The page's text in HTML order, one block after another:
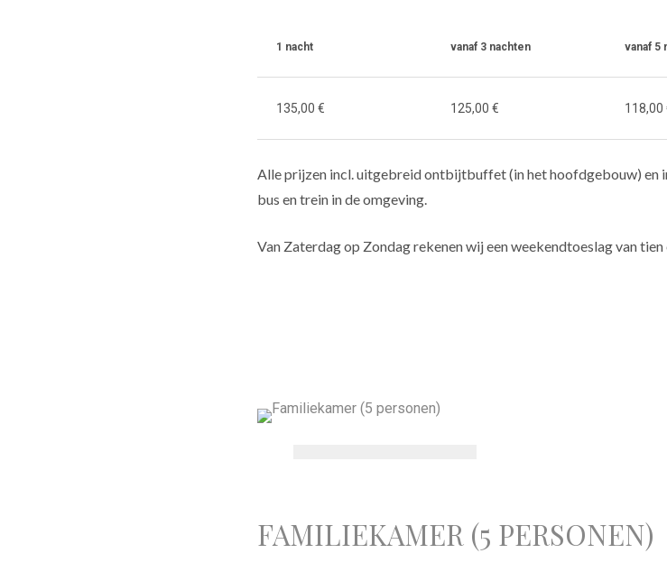
1 nacht vanaf 3 nachten vanaf 5
135,00 € 125,00 € 118,00
Alle prijzen incl. uitgebreid ontbijtbuffet (in het hoofdgebouw) en
bus en trein in de omgeving.
Van Zaterdag op Zondag rekenen wij een weekendtoeslag van tien
FAMILIEKAMER (5 PERSONEN)